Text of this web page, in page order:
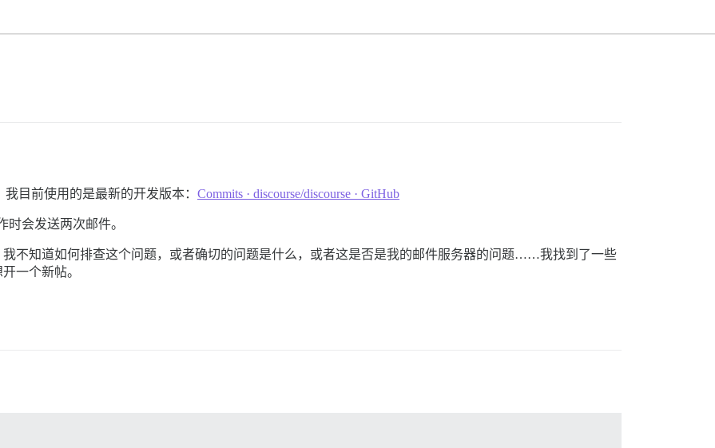
目前使用的是最新的开发版本： Commits · discourse/discourse · GitHub
时会发送两次邮件。
不知道如何排查这个问题，或者确切的问题是什么，或者这是否是我的邮件服务器的问题……我找到了一些
一个新帖。